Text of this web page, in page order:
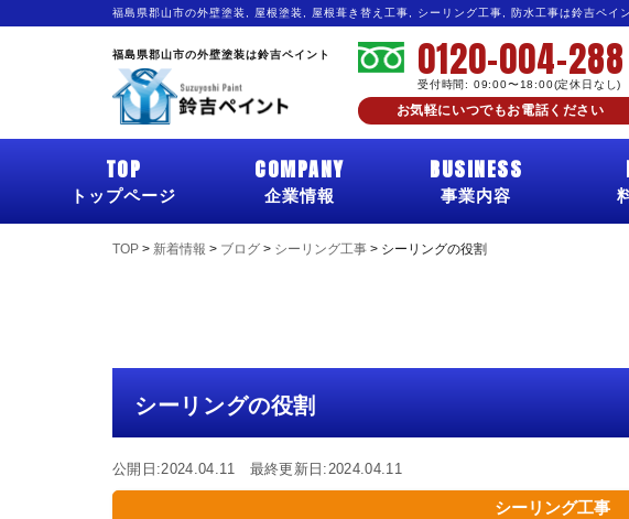
福島県郡山市の外壁塗装, 屋根塗装, 屋根葺き替え工事, シーリング工事, 防水工事は鈴吉ペイ
福島県郡山市の外壁塗装は鈴吉ペイント 0120-004-288
受付時間: 09:00〜18:00(定休日なし)
お気軽にいつでもお電話ください
TOP
トップページ
COMPANY
企業情報
BUSINESS
事業内容
TOP > 新着情報 > ブログ > シーリング工事 > シーリングの役割
シーリングの役割
公開日:2024.04.11 最終更新日:2024.04.11
シーリング工事